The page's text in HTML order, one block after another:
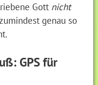
Gott nicht
genau so
GPS für